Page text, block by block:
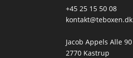
+45 25 15 50 08
kontakt@teboxen.dk
Jacob Appels Alle 90
2770 Kastrup